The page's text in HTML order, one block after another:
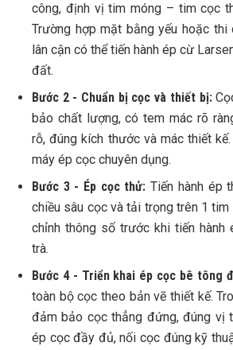
công, định vị tim móng – tim cọc
Trường hợp mặt bằng yếu hoặc thi
lân cận có thể tiến hành ép cừ
đất.
Bước 2 - Chuẩn bị cọc và thiết bị:
bảo chất lượng, có tem mác rõ
rỗ, đúng kích thước và mác thiết
máy ép cọc chuyên dụng.
Bước 3 - Ép cọc thử:Tiến hành ép
chiều sâu cọc và tải trọng trên 1
chỉnh thông số trước khi tiến
trà.
Bước 4 - Triển khai ép cọc bê tông
toàn bộ cọc theo bản vẽ thiết kế.
đảm bảo cọc thẳng đứng, đúng vị
ép cọc đầy đủ, nối cọc đúng kỹ